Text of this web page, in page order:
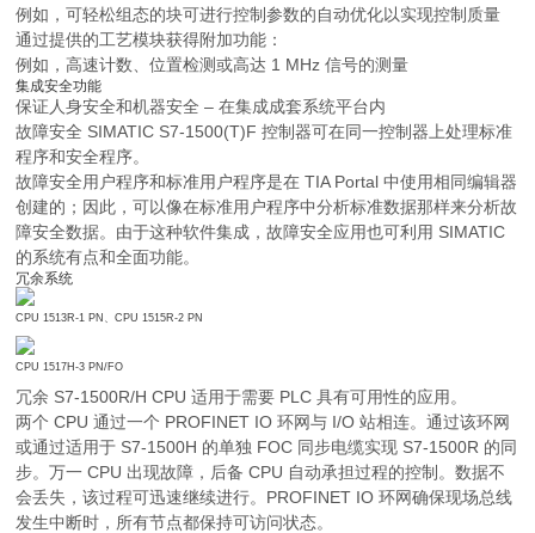
例如，可轻松组态的块可进行控制参数的自动优化以实现控制质量
通过提供的工艺模块获得附加功能：
例如，高速计数、位置检测或高达 1 MHz 信号的测量
集成安全功能
保证人身安全和机器安全 – 在集成成套系统平台内
故障安全 SIMATIC S7-1500(T)F 控制器可在同一控制器上处理标准
程序和安全程序。
故障安全用户程序和标准用户程序是在 TIA Portal 中使用相同编辑器
创建的；因此，可以像在标准用户程序中分析标准数据那样来分析故
障安全数据。由于这种软件集成，故障安全应用也可利用 SIMATIC
的系统有点和全面功能。
冗余系统
CPU 1513R-1 PN、CPU 1515R-2 PN
CPU 1517H-3 PN/FO
冗余 S7-1500R/H CPU 适用于需要 PLC 具有可用性的应用。
两个 CPU 通过一个 PROFINET IO 环网与 I/O 站相连。通过该环网
或通过适用于 S7-1500H 的单独 FOC 同步电缆实现 S7-1500R 的同
步。万一 CPU 出现故障，后备 CPU 自动承担过程的控制。数据不
会丢失，该过程可迅速继续进行。PROFINET IO 环网确保现场总线
发生中断时，所有节点都保持可访问状态。